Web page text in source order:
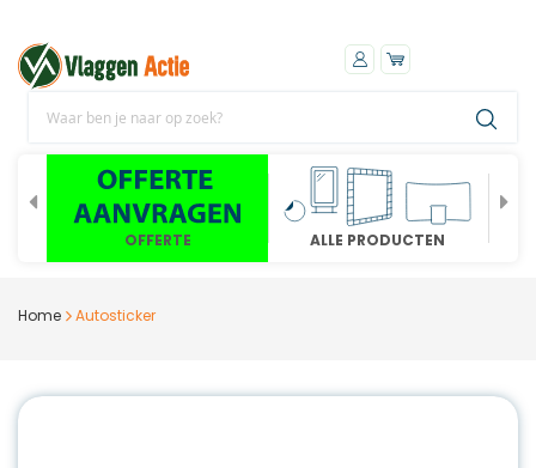
OFFERTE ALLE PRODUCTEN
Home Autosticker